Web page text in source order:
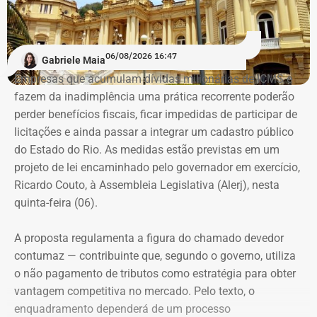
encorajá-las.
“A ideia de dar aulas especificas para mulheres se
defenderem de casos de violência surgiu do encontro
entre a prática do esporte e a observação de uma
demanda real do cotidiano feminino. O principal gatilho
que muitas sentem é a constatação do medo. Por isso, os
treinamentos vão além dos socos. O foco principal é a
consciência situacional e a capacidade de reação rápida
antes mesmo que o contato físico aconteça”, comenta.
Evolução do patrimônio declarado por Fred Pacheco à Justiça Eleitoral
entre 2012 e 2026, em valores nominais e corrigidos pela inflação (IPCA) –
Tabela: Imagem gerada por IA
Apesar da recuperação, o valor ainda está 16,3% abaixo,
Quando a comparação é feita em valores corrigidos pela
inflação, a diferença chega a 30,1%.
Patrimônio de Fred Pacheco é
Gabriele Maia06/08/2026 16:47
Empresas que acumulam dívidas milionárias de ICMS e
fazem da inadimplência uma prática recorrente poderão
perder benefícios fiscais, ficar impedidas de participar de
licitações e ainda passar a integrar um cadastro público
do Estado do Rio. As medidas estão previstas em um
projeto de lei encaminhado pelo governador em exercício,
Ricardo Couto, à Assembleia Legislativa (Alerj), nesta
quinta-feira (06).
A proposta regulamenta a figura do chamado devedor
contumaz — contribuinte que, segundo o governo, utiliza
o não pagamento de tributos como estratégia para obter
vantagem competitiva no mercado. Pelo texto, o
enquadramento dependerá de um processo